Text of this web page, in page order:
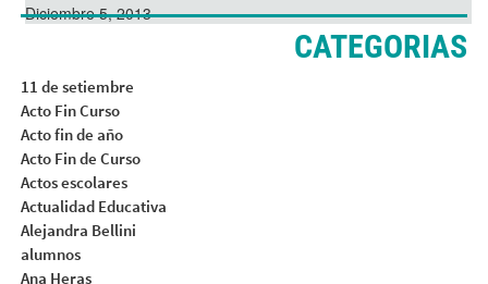
Diciembre 5, 2013
CATEGORIAS
11 de setiembre
Acto Fin Curso
Acto fin de año
Acto Fin de Curso
Actos escolares
Actualidad Educativa
Alejandra Bellini
alumnos
Ana Heras